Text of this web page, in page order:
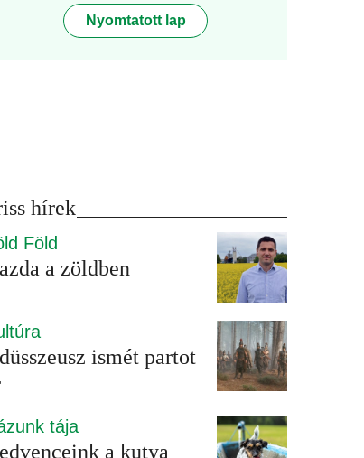
Nyomtatott lap
hírek
Föld
a zöldben
ismét partot
tája
a kutya